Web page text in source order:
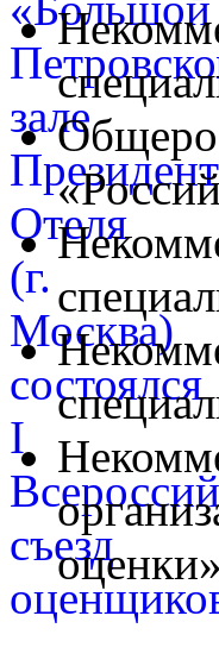
оценки»